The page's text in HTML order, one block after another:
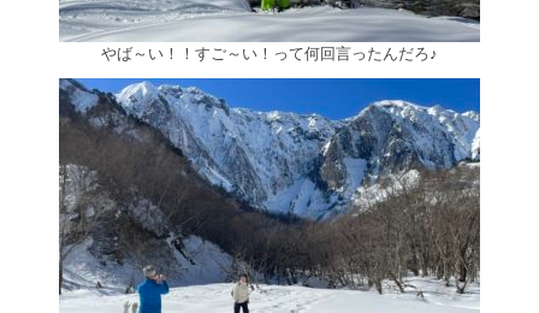
やば～い！！すご～い！って何回言ったんだろ♪